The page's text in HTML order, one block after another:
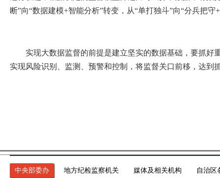
断”向“数据建模+智能分析”转变，从“单打独斗”向“分兵把守
实现大数据监督的前提是建立坚实的数据基础，要抓好
实现风险识别、监测、预警和控制，将监督关口前移，达到
中央部委办 地方纪检监察机关 媒体及相关机构 自治区